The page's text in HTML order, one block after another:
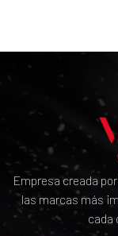
Empresa creada
las marcas más
cada